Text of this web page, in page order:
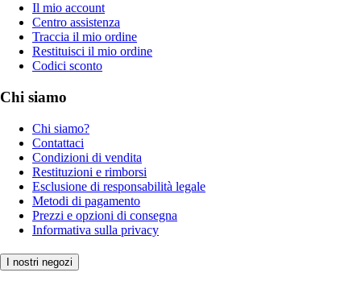
Il mio account
Centro assistenza
Traccia il mio ordine
Restituisci il mio ordine
Codici sconto
Chi siamo
Chi siamo?
Contattaci
Condizioni di vendita
Restituzioni e rimborsi
Esclusione di responsabilità legale
Metodi di pagamento
Prezzi e opzioni di consegna
Informativa sulla privacy
I nostri negozi